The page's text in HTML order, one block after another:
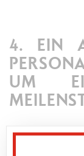
4. EIN
UM
Ob Abschluss